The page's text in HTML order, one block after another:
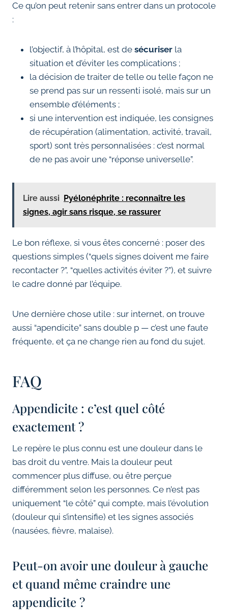
Ce qu’on peut retenir sans entrer dans un protocole
:
l’objectif, à l’hôpital, est de sécuriser la
situation et d’éviter les complications ;
la décision de traiter de telle ou telle façon ne
se prend pas sur un ressenti isolé, mais sur un
ensemble d’éléments ;
si une intervention est indiquée, les consignes
de récupération (alimentation, activité, travail,
sport) sont très personnalisées : c’est normal
de ne pas avoir une “réponse universelle”.
Lire aussi Pyélonéphrite : reconnaître les
signes, agir sans risque, se rassurer
Le bon réflexe, si vous êtes concerné : poser des
questions simples (“quels signes doivent me faire
recontacter ?”, “quelles activités éviter ?”), et suivre
le cadre donné par l’équipe.
Une dernière chose utile : sur internet, on trouve
aussi “apendicite” sans double p — c’est une faute
fréquente, et ça ne change rien au fond du sujet.
FAQ
Appendicite : c’est quel côté
exactement ?
Le repère le plus connu est une douleur dans le
bas droit du ventre. Mais la douleur peut
commencer plus diffuse, ou être perçue
différemment selon les personnes. Ce n’est pas
uniquement “le côté” qui compte, mais l’évolution
(douleur qui s’intensifie) et les signes associés
(nausées, fièvre, malaise).
Peut-on avoir une douleur à gauche
et quand même craindre une
appendicite ?